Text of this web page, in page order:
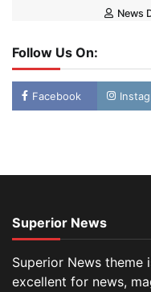
News
Follow Us On:
Facebook
Superior News
Superior News theme
excellent for news,